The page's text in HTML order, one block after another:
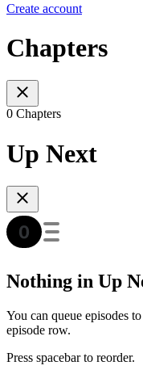
Create account
Chapters
0 Chapters
Up Next
Nothing in Up
You can queue episodes
episode row.
Press spacebar to reorder.